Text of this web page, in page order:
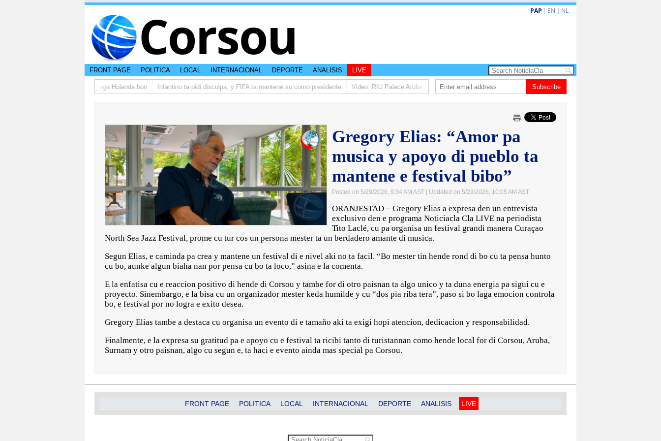
Corsou PAP | EN | NL
FRONT PAGE POLITICA LOCAL INTERNACIONAL DEPORTE ANALISIS LIVE
di studiantenan di Aruba a yega Hulanda bon Infantino ta pidi disculpa, y FIFA ta mantene su como presidente Video: RIU Palace Aruba ta eleva turismo premium cu renobacion di US$106 miyon
Subscribe
Gregory Elias: “Amor pa
musica y apoyo di pueblo ta
mantene e festival bibo”
Posted on 5/29/2026, 9:34 AM AST | Updated on 5/29/2026, 10:05 AM AST
ORANJESTAD – Gregory Elias a expresa den un entrevista
exclusivo den e programa Noticiacla Cla LIVE na periodista
Tito Laclé, cu pa organisa un festival grandi manera Curaçao
North Sea Jazz Festival, prome cu tur cos un persona mester ta un berdadero amante di musica.
Segun Elias, e caminda pa crea y mantene un festival di e nivel aki no ta facil. “Bo mester tin hende rond di bo cu ta pensa hunto
cu bo, aunke algun biaha nan por pensa cu bo ta loco,” asina e la comenta.
E la enfatisa cu e reaccion positivo di hende di Corsou y tambe for di otro paisnan ta algo unico y ta duna energia pa sigui cu e
proyecto. Sinembargo, e la bisa cu un organizador mester keda humilde y cu “dos pia riba tera”, paso si bo laga emocion controla
bo, e festival por no logra e exito desea.
Gregory Elias tambe a destaca cu organisa un evento di e tamaño aki ta exigi hopi atencion, dedicacion y responsabilidad.
Finalmente, e la expresa su gratitud pa e apoyo cu e festival ta ricibi tanto di turistannan como hende local for di Corsou, Aruba,
Surnam y otro paisnan, algo cu segun e, ta haci e evento ainda mas special pa Corsou.
FRONT PAGE POLITICA LOCAL INTERNACIONAL DEPORTE ANALISIS LIVE